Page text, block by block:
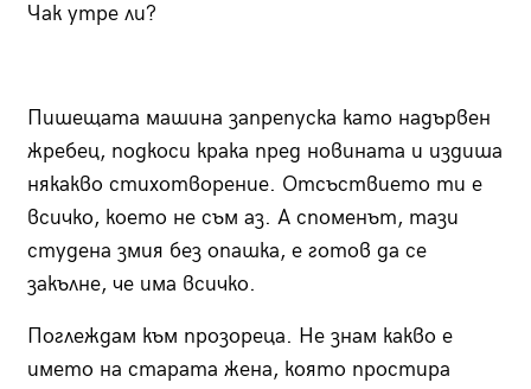
Чак утре ли?
Пишещата машина запрепуска като надървен
жребец, подкоси крака пред новината и издиша
някакво стихотворение. Отсъствието ти е
всичко, което не съм аз. А споменът, тази
студена змия без опашка, е готов да се
закълне, че има всичко.
Поглеждам към прозореца. Не знам какво е
името на старата жена, която простира